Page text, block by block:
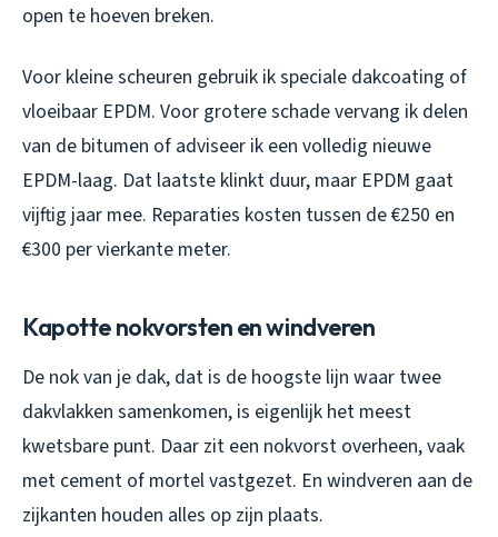
open te hoeven breken.
Voor kleine scheuren gebruik ik speciale dakcoating of
vloeibaar EPDM. Voor grotere schade vervang ik delen
van de bitumen of adviseer ik een volledig nieuwe
EPDM-laag. Dat laatste klinkt duur, maar EPDM gaat
vijftig jaar mee. Reparaties kosten tussen de €250 en
€300 per vierkante meter.
Kapotte nokvorsten en windveren
De nok van je dak, dat is de hoogste lijn waar twee
dakvlakken samenkomen, is eigenlijk het meest
kwetsbare punt. Daar zit een nokvorst overheen, vaak
met cement of mortel vastgezet. En windveren aan de
zijkanten houden alles op zijn plaats.